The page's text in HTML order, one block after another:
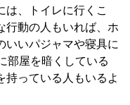
は、トイレに行くこ
行動の人もいれば、ホ
いいパジャマや寝具に
部屋を暗くしている
持っている人もいるよ